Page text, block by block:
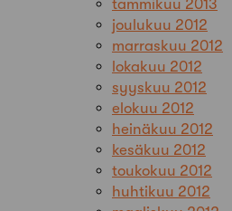
tammikuu 2013
joulukuu 2012
marraskuu 2012
lokakuu 2012
syyskuu 2012
elokuu 2012
heinäkuu 2012
kesäkuu 2012
toukokuu 2012
huhtikuu 2012